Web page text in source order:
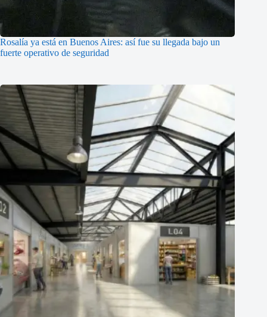
Rosalía ya está en Buenos Aires: así fue su llegada bajo un
fuerte operativo de seguridad